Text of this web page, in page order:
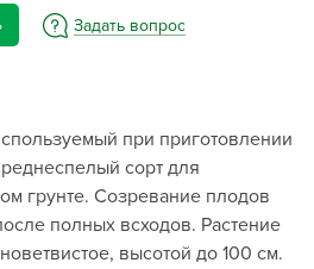
Задать вопрос
при приготовлении
сорт для
грунте. Созревание плодов
полных всходов. Растение
высотой до 100 см.